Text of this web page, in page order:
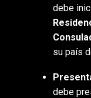
debe
su país
debe